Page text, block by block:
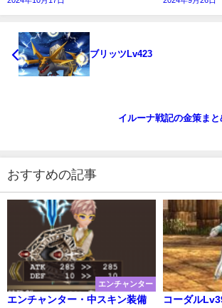
ブリッツLv423
イルーナ戦記の金策まと
おすすめの記事
エンチャンター
エンチャンター・中スキン装備
コーダル